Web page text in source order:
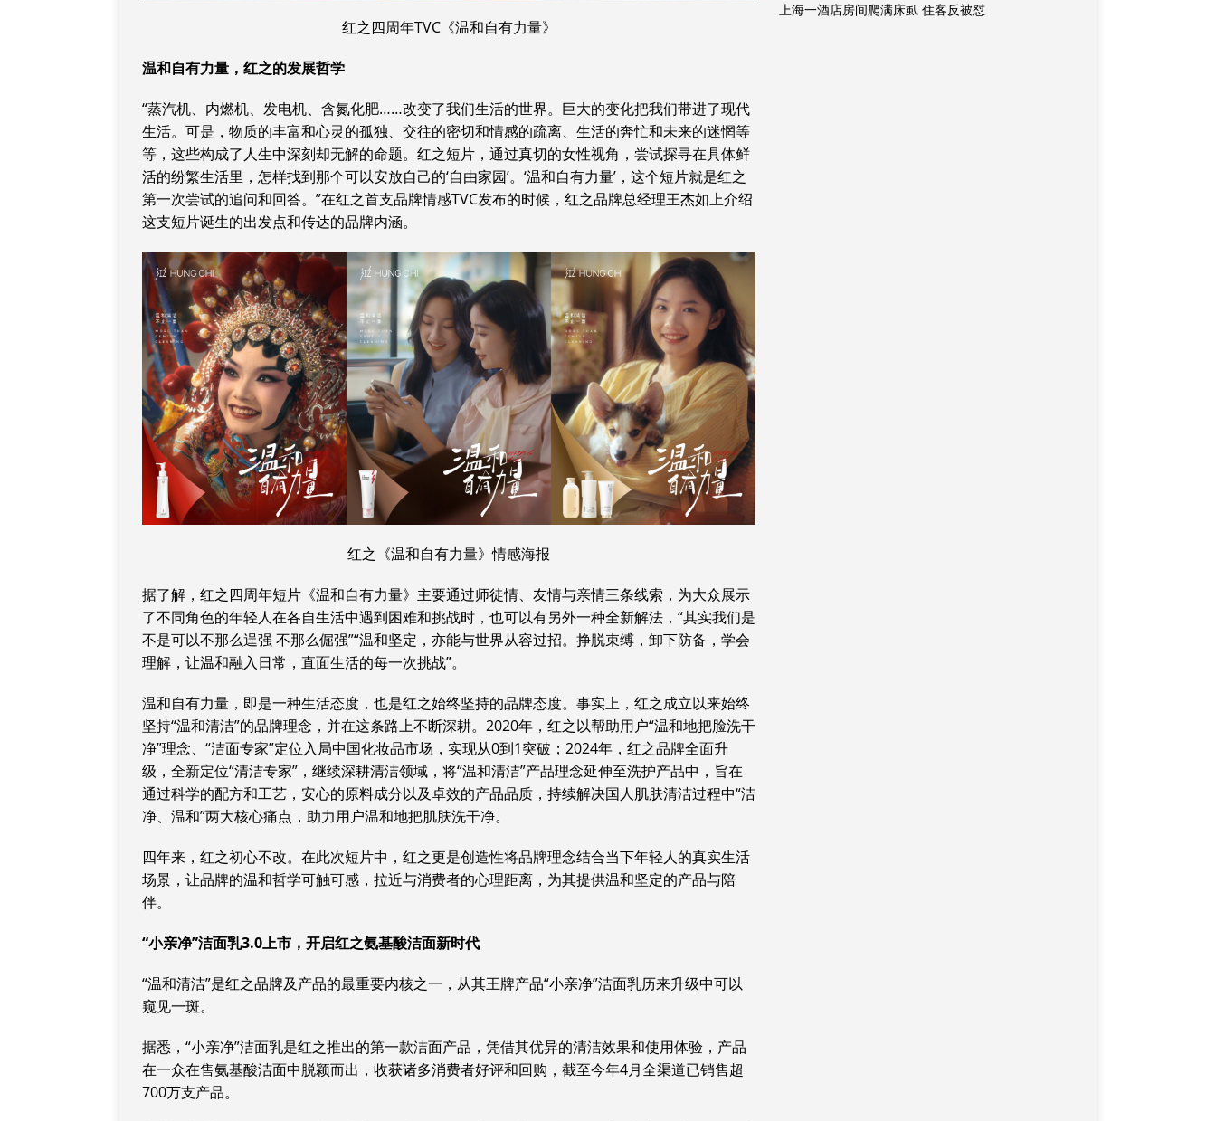
红之四周年TVC《温和自有力量》
温和自有力量 ， 红之的发展哲学
“蒸汽机、内燃机、发电机、含氮化肥……改变了我们生活的世界。巨大的变化把我们带进了现代
生活。可是，物质的丰富和心灵的孤独、交往的密切和情感的疏离、生活的奔忙和未来的迷惘等
等，这些构成了人生中深刻却无解的命题。红之短片，通过真切的女性视角，尝试探寻在具体鲜
活的纷繁生活里，怎样找到那个可以安放自己的‘自由家园’。‘温和自有力量’，这个短片就是红之
第一次尝试的追问和回答。”在红之首支品牌情感TVC发布的时候，红之品牌总经理王杰如上介绍
这支短片诞生的出发点和传达的品牌内涵。
红之《温和自有力量》情感海报
据了解，红之四周年短片《温和自有力量》主要通过师徒情、友情与亲情三条线索，为大众展示
了不同角色的年轻人在各自生活中遇到困难和挑战时，也可以有另外一种全新解法，“其实我们是
不是可以不那么逞强 不那么倔强”“温和坚定，亦能与世界从容过招。挣脱束缚，卸下防备，学会
理解，让温和融入日常，直面生活的每一次挑战”。
温和自有力量，即是一种生活态度，也是红之始终坚持的品牌态度。事实上，红之成立以来始终
坚持“温和清洁”的品牌理念，并在这条路上不断深耕。2020年，红之以帮助用户“温和地把脸洗干
净”理念、“洁面专家”定位入局中国化妆品市场，实现从0到1突破；2024年，红之品牌全面升
级，全新定位“清洁专家”，继续深耕清洁领域，将“温和清洁”产品理念延伸至洗护产品中，旨在
通过科学的配方和工艺，安心的原料成分以及卓效的产品品质，持续解决国人肌肤清洁过程中“洁
净、温和”两大核心痛点，助力用户温和地把肌肤洗干净。
四年来，红之初心不改。在此次短片中，红之更是创造性将品牌理念结合当下年轻人的真实生活
场景，让品牌的温和哲学可触可感，拉近与消费者的心理距离，为其提供温和坚定的产品与陪
伴。
“小亲净”洁面乳3.0上市 ， 开启红之氨基酸洁面新时代
“温和清洁”是红之品牌及产品的最重要内核之一，从其王牌产品“小亲净”洁面乳历来升级中可以
窥见一斑。
据悉，“小亲净”洁面乳是红之推出的第一款洁面产品，凭借其优异的清洁效果和使用体验，产品
在一众在售氨基酸洁面中脱颖而出，收获诸多消费者好评和回购，截至今年4月全渠道已销售超
700万支产品。
上海一酒店房间爬满床虱 住客反被怼